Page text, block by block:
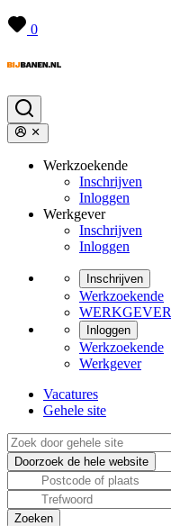
0
Werkzoekende
Inschrijven
Inloggen
Werkgever
Inschrijven
Inloggen
Inschrijven
Werkzoekende
WERKGEVER
Inloggen
Werkzoekende
Werkgever
Vacatures
Gehele site